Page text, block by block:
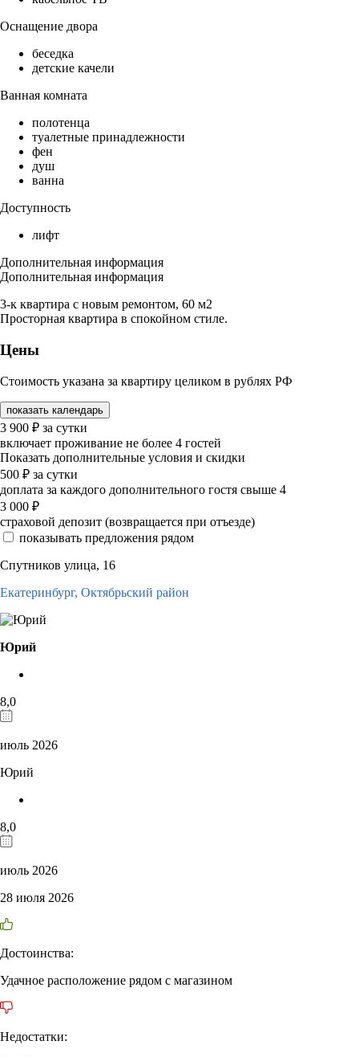
Оснащение двора
беседка
детские качели
Ванная комната
полотенца
туалетные принадлежности
фен
душ
ванна
Доступность
лифт
Дополнительная информация
Дополнительная информация
3-к квартира с новым ремонтом, 60 м2
Просторная квартира в спокойном стиле.
Цены
Стоимость указана за квартиру целиком в рублях РФ
показать календарь
3 900 ₽ за сутки
включает проживание не более 4 гостей
Показать дополнительные условия и скидки
500 ₽ за сутки
доплата за каждого дополнительного гостя свыше 4
3 000 ₽
страховой депозит (возвращается при отъезде)
показывать предложения рядом
Спутников улица, 16
Екатеринбург, Октябрьский район
Юрий
8,0
июль 2026
Юрий
8,0
июль 2026
28 июля 2026
Достоинства:
Удачное расположение рядом с магазином
Недостатки: